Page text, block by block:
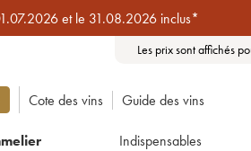
et le 31.08.2026 inclus*
Les prix sont affichés
Cote des vins Guide des vins
Indispensables